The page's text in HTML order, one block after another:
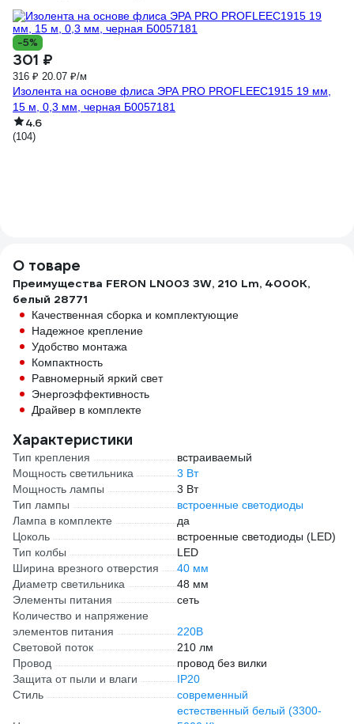
-5%
301 ₽
316 ₽ 20.07 ₽/м
Изолента на основе флиса ЭРА PRO PROFLEEC1915 19 мм,
15 м, 0,3 мм, черная Б0057181
4.6
(104)
О товаре
Преимущества FERON LN003 3W, 210 Lm, 4000К,
белый 28771
Качественная сборка и комплектующие
Надежное крепление
Удобство монтажа
Компактность
Равномерный яркий свет
Энергоэффективность
Драйвер в комплекте
Характеристики
Тип крепления
встраиваемый
Мощность светильника
3 Вт
Мощность лампы
3 Вт
Тип лампы
встроенные светодиоды
Лампа в комплекте
да
Цоколь
встроенные светодиоды (LED)
Тип колбы
LED
Ширина врезного отверстия
40 мм
Диаметр светильника
48 мм
Элементы питания
сеть
Количество и напряжение
элементов питания
220В
Световой поток
210 лм
Провод
провод без вилки
Защита от пыли и влаги
IP20
Стиль
современный
естественный белый (3300-